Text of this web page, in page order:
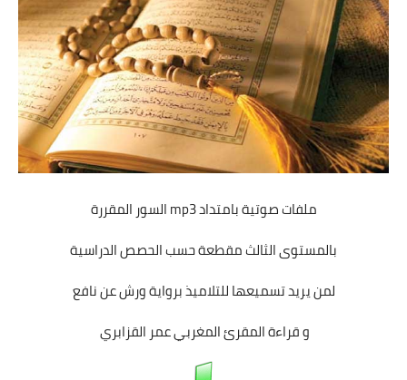
ملفات صوتية بامتداد mp3 السور المقررة
بالمستوى الثالث مقطعة حسب الحصص الدراسية
لمن يريد تسميعها للتلاميذ برواية ورش عن نافع
و قراءة المقرئ المغربي عمر القزابري